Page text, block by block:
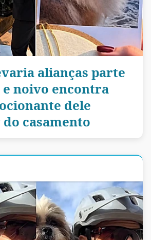
alianças parte
e noivo encontra
dele
casamento